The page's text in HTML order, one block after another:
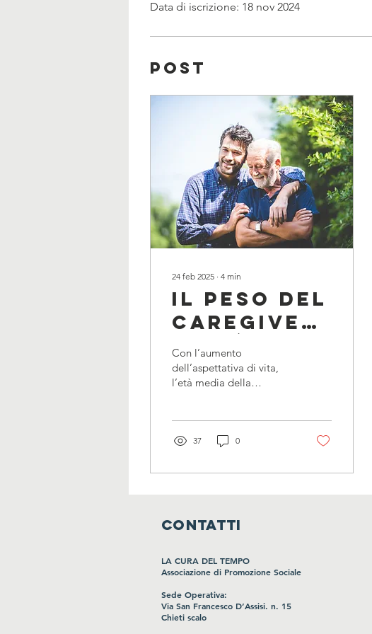
Data di iscrizione: 18 nov 2024
Post
24 feb 2025 ∙ 4 min
Il peso del
caregiver:
cos’è e
come
contrastarlo
con la
terapia
Con l’aumento
dell’aspettativa di vita,
l’età media della
degli anziani
37 0
CONTATTI
LA CURA DEL TEMPO
Associazione di Promozione Sociale
Sede Operativa:
Via San Francesco D’Assisi. n. 15
Chieti scalo